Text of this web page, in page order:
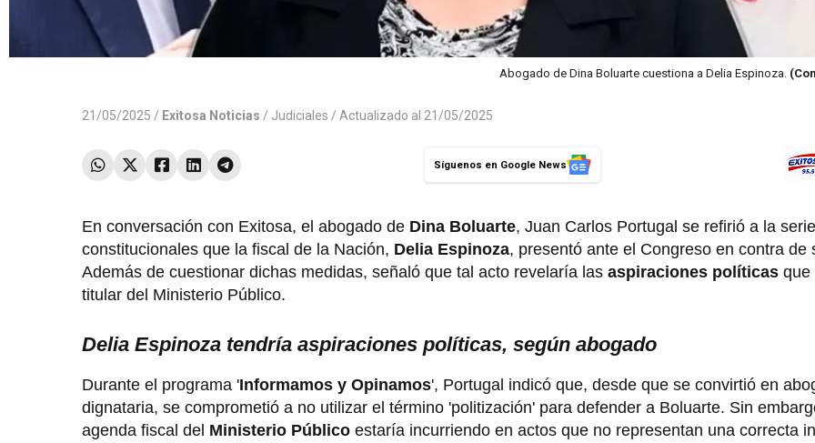
Abogado de Dina Boluarte cuestiona a Delia Espinoza.
21/05/2025 / Exitosa Noticias / Judiciales / Actualizado al 21/05/2025
Síguenos en Google News
En conversación con Exitosa, el abogado de Dina Boluarte, Juan Carlos Portugal se refirió a la
constitucionales que la fiscal de la Nación, Delia Espinoza, presentó ante el Congreso en contra de
Además de cuestionar dichas medidas, señaló que tal acto revelaría las aspiraciones políticas que
titular del Ministerio Público.
Delia Espinoza tendría aspiraciones políticas, según abogado
Durante el programa 'Informamos y Opinamos', Portugal indicó que, desde que se convirtió en
dignataria, se comprometió a no utilizar el término 'politización' para defender a Boluarte. Sin
agenda fiscal del Ministerio Público estaría incurriendo en actos que no representan una correcta